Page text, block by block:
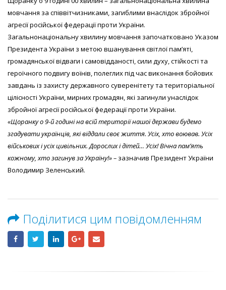
мовчання за співвітчизниками, загиблими внаслідок збройної
агресії російської федерації проти України.
Загальнонаціональну хвилину мовчання започатковано Указом
Президента України з метою вшанування світлої пам’яті,
громадянської відваги і самовідданості, сили духу, стійкості та
героїчного подвигу воїнів, полеглих під час виконання бойових
завдань із захисту державного суверенітету та територіальної
цілісності України, мирних громадян, які загинули унаслідок
збройної агресії російської федерації проти України.
«Щоранку о 9-й годині на всій території нашої держави будемо
згадувати українців, які віддали своє життя. Усіх, хто воював. Усіх
військових і усіх цивільних. Дорослих і дітей… Усіх! Вічна памʼять
кожному, хто загинув за Україну!» – зазначив Президент України
Володимир Зеленський.
Поділитися цим повідомленням